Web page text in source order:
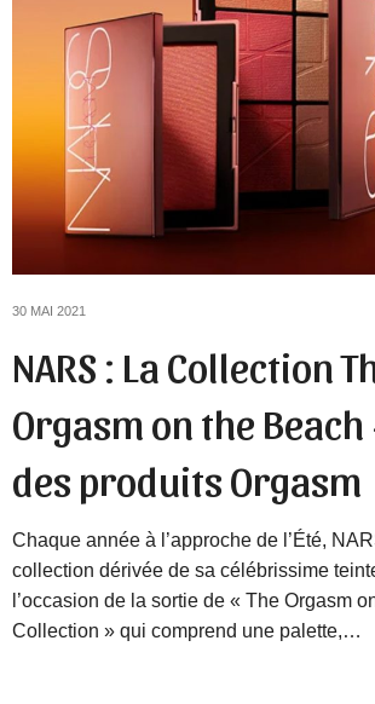
30 MAI 2021
NARS : La Collection
Orgasm on the Beach
des produits Orgasm
Chaque année à l’approche de l’Été,
collection dérivée de sa célébrissime teinte
l’occasion de la sortie de « The Orgasm
Collection » qui comprend une palette,…